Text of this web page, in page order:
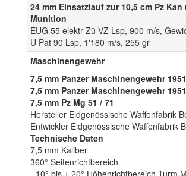
24 mm Einsatzlauf zur 10,5 cm Pz Kan
Munition
EUG 55 elektr Zü VZ Lsp, 900 m/s,
U Pat 90 Lsp, 1'180 m/s, 255 gr
Maschinengewehr
7,5 mm Panzer Maschinengewehr
7,5 mm Panzer Maschinengewehr
7,5 mm Pz Mg 51 / 71
Hersteller Eidgenössische Waffenfabrik
Entwickler Eidgenössische Waffenfabrik
Technische Daten
7,5 mm Kaliber
360° Seitenrichtbereich